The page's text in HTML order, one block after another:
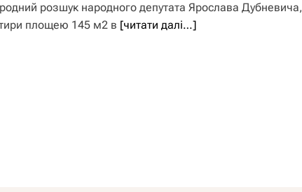
розшук народного депутата Ярослава Дубневича,
площею 145 м2 в [читати далі…]